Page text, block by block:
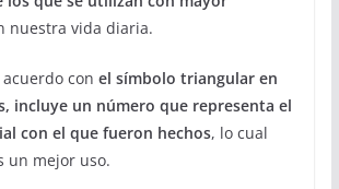
nuestra vida diaria.
con el símbolo triangular en
incluye un número que representa el
con el que fueron hechos, lo cual
un mejor uso.